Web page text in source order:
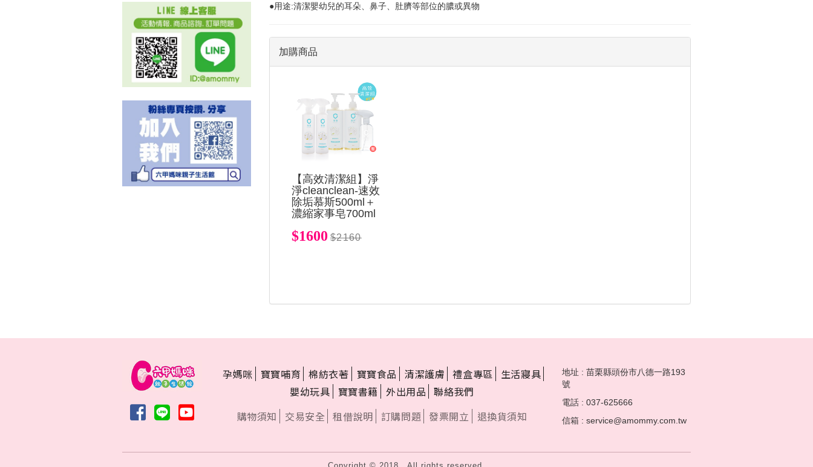
●用途:清潔嬰幼兒的耳朵、鼻子、肚臍等部位的膿或異物
加購商品
【高效清潔組】淨
淨cleanclean-速效
除垢慕斯500ml＋
濃縮家事皂700ml
$1600 $2160
孕媽咪 寶寶哺育 棉紡衣著 寶寶食品 清潔護膚 禮盒專區
生活寢具
嬰幼玩具
寶寶書籍 外出用品
聯絡我們
購物須知
交易安全 租借說明 訂購問題 發票開立 退換貨須知
地址 : 苗栗縣頭份市八德一路193
號
電話 : 037-625666
信箱 : service@amommy.com.tw